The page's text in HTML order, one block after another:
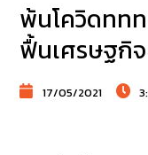
พ้นโควิดทท
ฟื้นเศรษฐกิจ
17/05/2021